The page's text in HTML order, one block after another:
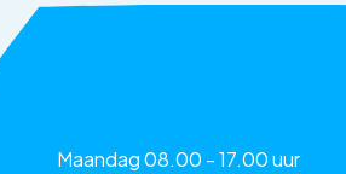
Maandag 08.00 - 17.00 uur